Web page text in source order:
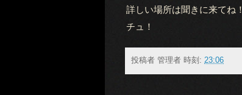
詳しい場所は聞きに来てね！
チュ！
投稿者 管理者 時刻: 23:06